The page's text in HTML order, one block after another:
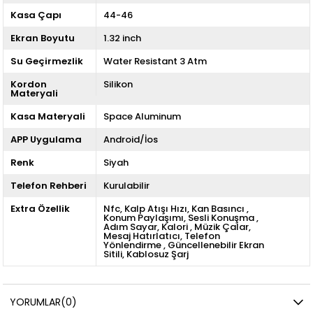
Kasa Çapı
44-46
Ekran Boyutu
1.32 inch
Su Geçirmezlik
Water Resistant 3 Atm
Kordon
Materyali
Silikon
Kasa Materyali
Space Aluminum
APP Uygulama
Android/İos
Renk
Siyah
Telefon Rehberi
Kurulabilir
Extra Özellik
Nfc Kalp Atışı Hızı Kan Basıncı
Konum Paylaşımı Sesli Konuşma
Adım Sayar Kalori Müzik Çalar
Mesaj Hatırlatıcı Telefon
Yönlendirme Güncellenebilir Ekran
Sitili Kablosuz Şarj
YORUMLAR(0)